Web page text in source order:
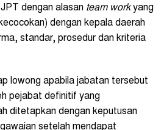
dengan alasan team workyang
dengan kepala daerah
standar, prosedur dan kriteria
lowong apabila jabatan tersebut
pejabat definitif yang
ditetapkan dengan keputusan
setelah mendapat